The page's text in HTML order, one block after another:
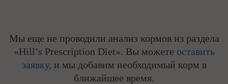
Мы еще не проводили анализ кормов из раздела
«Hill’s Prescription Diet». Вы можете оставить
заявку, и мы добавим необходимый корм в
ближайшее время.